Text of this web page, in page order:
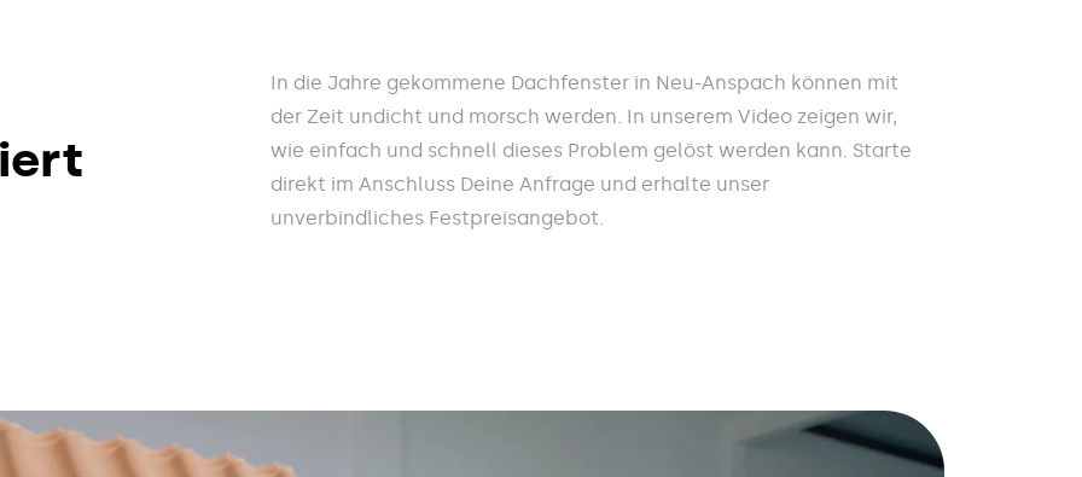
In die Jahre gekommene Dachfenster in Neu-Anspach können mit
der Zeit undicht und morsch werden. In unserem Video zeigen wir,
wie einfach und schnell dieses Problem gelöst werden kann. Starte
direkt im Anschluss Deine Anfrage und erhalte unser
unverbindliches Festpreisangebot.